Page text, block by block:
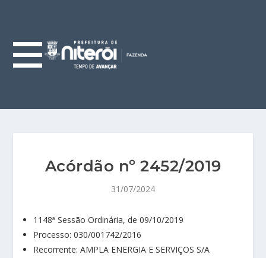
Acórdão nº 2452/2019
31/07/2024
1148ª Sessão Ordinária, de 09/10/2019
Processo: 030/001742/2016
Recorrente: AMPLA ENERGIA E SERVIÇOS S/A